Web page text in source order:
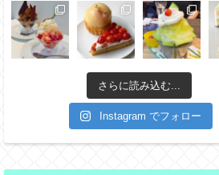
さらに読み込む...
Instagram でフォロー